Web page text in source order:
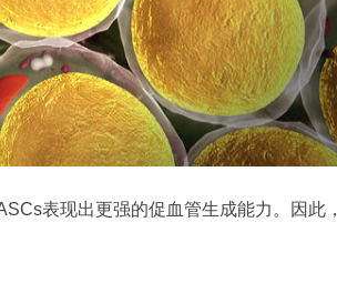
表现出更强的促血管生成能力。因此，